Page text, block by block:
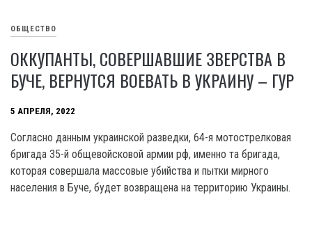
ОБЩЕСТВО
ОККУПАНТЫ, СОВЕРШАВШИЕ ЗВЕРСТВА В
БУЧЕ, ВЕРНУТСЯ ВОЕВАТЬ В УКРАИНУ – ГУР
5 АПРЕЛЯ, 2022
Согласно данным украинской разведки, 64-я мотострелковая
бригада 35-й общевойсковой армии рф, именно та бригада,
которая совершала массовые убийства и пытки мирного
населения в Буче, будет возвращена на территорию Украины.